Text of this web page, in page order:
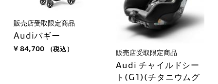
販売店受取限定商品
Audiバギー
¥ 84,700 （税込） 販売店受取限定商品
Audi チャイルドシー
ト(G1)(チタニウムグ